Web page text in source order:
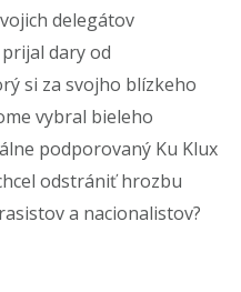
delegátov
dary od
si za svojho blízkeho
vybral bieleho
podporovaný Ku Klux
odstrániť hrozbu
a nacionalistov?